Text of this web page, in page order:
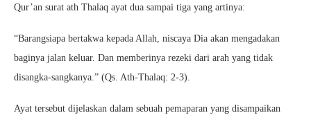
Qur’an surat ath Thalaq ayat dua sampai tiga yang artinya:
“Barangsiapa bertakwa kepada Allah, niscaya Dia akan mengadakan
baginya jalan keluar. Dan memberinya rezeki dari arah yang tidak
disangka-sangkanya.” (Qs. Ath-Thalaq: 2-3).
Ayat tersebut dijelaskan dalam sebuah pemaparan yang disampaikan